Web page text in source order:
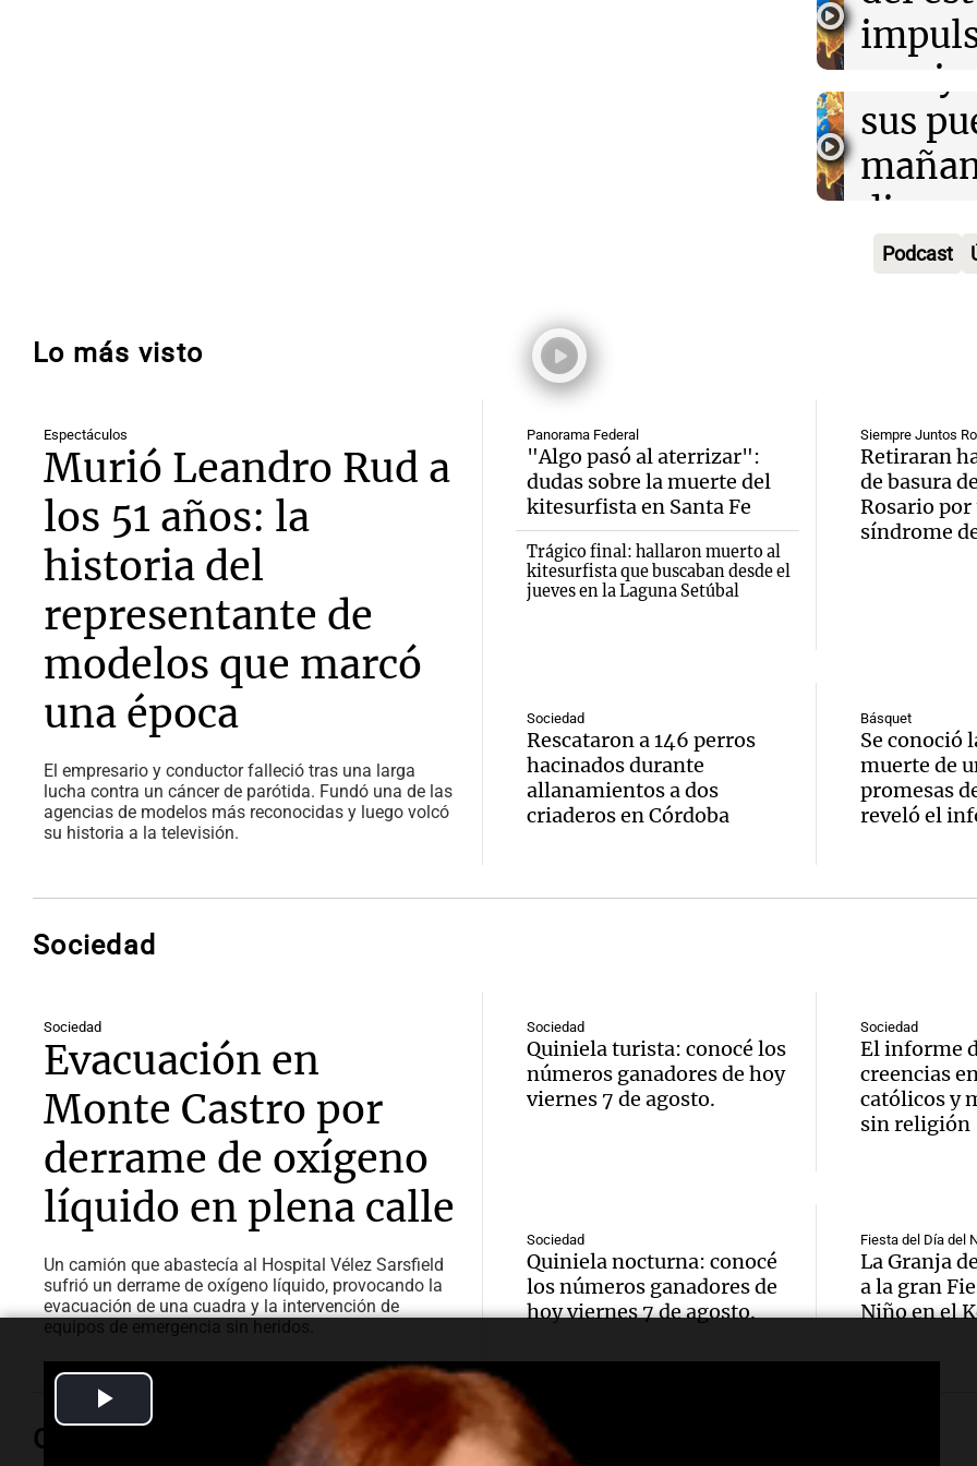
Deportes
Episodios
Villa
Panorama
Episodios
la
sus
Audio.
María
Panorama
Episodios
Audio.
relato
Greco
de
para
Audio.
inicia
para
nuevos
casa
para
Audio.
rural
este
Panorama
Episodios
Panorama
Episodios
Audio.
para
de la
Panorama
Audio.
Audio.
Podcast
Lo más visto
Espectáculos
Murió Leandro Rud a
los 51 años: la
historia del
representante de
modelos que marcó
una época
El empresario y conductor falleció tras una larga
lucha contra un cáncer de parótida. Fundó una de las
agencias de modelos más reconocidas y luego volcó
su historia a la televisión.
Panorama Federal
"Algo pasó al aterrizar":
dudas sobre la muerte del
kitesurfista en Santa Fe
Trágico final: hallaron muerto al
kitesurfista que buscaban desde el
jueves en la Laguna Setúbal
Siempre Juntos
Retiraran
de basura
Rosario por
síndrome
Sociedad
Rescataron a 146 perros
hacinados durante
allanamientos a dos
criaderos en Córdoba
Básquet
Se conoció
muerte de
promesas
reveló el
Sociedad
Sociedad
Evacuación en
Monte Castro por
derrame de oxígeno
líquido en plena calle
Un camión que abastecía al Hospital Vélez Sarsfield
sufrió un derrame de oxígeno líquido, provocando la
evacuación de una cuadra y la intervención de
equipos de emergencia sin heridos.
Sociedad
Quiniela turista: conocé los
números ganadores de hoy
viernes 7 de agosto.
Sociedad
El informe
creencias
católicos y
sin religión
Sociedad
Quiniela nocturna: conocé
los números ganadores de
hoy viernes 7 de agosto.
Fiesta del Día del
La Granja
a la gran
Niño en el
Opinión